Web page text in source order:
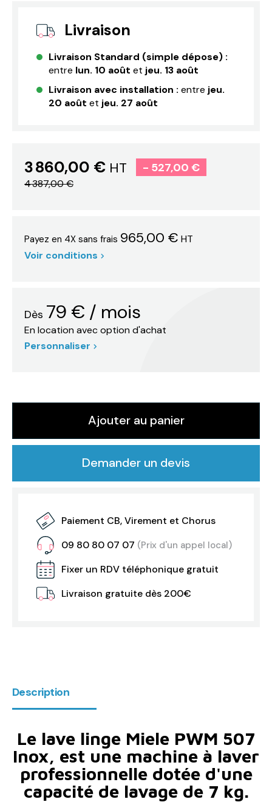
Livraison
Livraison Standard (simple dépose) :
entre lun. 10 août et jeu. 13 août
Livraison avec installation : entre jeu.
20 août et jeu. 27 août
3 860,00 €HT - 527,00 €
4 387,00 €
Payez en 4X sans frais 965,00 € HT
Voir conditions
Dès 79 € / mois
En location avec option d'achat
Personnaliser
Ajouter au panier
Demander un devis
Paiement CB, Virement et Chorus
09 80 80 07 07 (Prix d'un appel local)
Fixer un RDV téléphonique gratuit
Livraison gratuite dès 200€
Description
Le lave linge Miele PWM 507
Inox, est une machine à laver
professionnelle dotée d'une
capacité de lavage de 7 kg.